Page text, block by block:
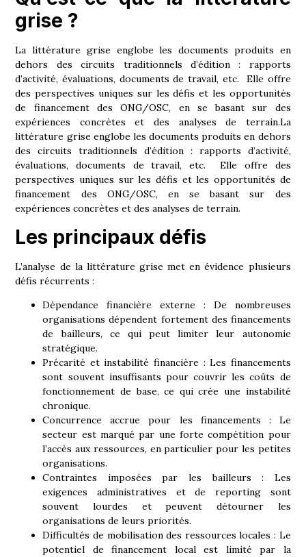
grise ?
La littérature grise englobe les documents produits en
dehors des circuits traditionnels d’édition : rapports
d’activité, évaluations, documents de travail, etc. Elle offre
des perspectives uniques sur les défis et les opportunités
de financement des ONG/OSC, en se basant sur des
expériences concrètes et des analyses de terrain.La
littérature grise englobe les documents produits en dehors
des circuits traditionnels d’édition : rapports d’activité,
évaluations, documents de travail, etc. Elle offre des
perspectives uniques sur les défis et les opportunités de
financement des ONG/OSC, en se basant sur des
expériences concrètes et des analyses de terrain.
Les principaux défis
L’analyse de la littérature grise met en évidence plusieurs
défis récurrents :
Dépendance financière externe : De nombreuses
organisations dépendent fortement des financements
de bailleurs, ce qui peut limiter leur autonomie
stratégique.
Précarité et instabilité financière : Les financements
sont souvent insuffisants pour couvrir les coûts de
fonctionnement de base, ce qui crée une instabilité
chronique.
Concurrence accrue pour les financements : Le
secteur est marqué par une forte compétition pour
l’accès aux ressources, en particulier pour les petites
organisations.
Contraintes imposées par les bailleurs : Les
exigences administratives et de reporting sont
souvent lourdes et peuvent détourner les
organisations de leurs priorités.
Difficultés de mobilisation des ressources locales : Le
potentiel de financement local est limité par la